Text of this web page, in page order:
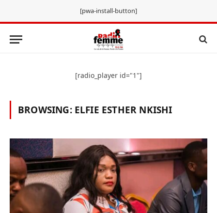
[pwa-install-button]
[radio_player id="1"]
BROWSING: ELFIE ESTHER NKISHI